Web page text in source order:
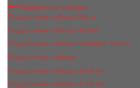
Подарочные наборы
Подарочные наборы Bea's
Подарочные наборы 4х5ml
Подарочные наборы Victoria's Secret
Подарочные наборы
Подарочные наборы 2x15 мл
Подарочные наборы 3х15 мл